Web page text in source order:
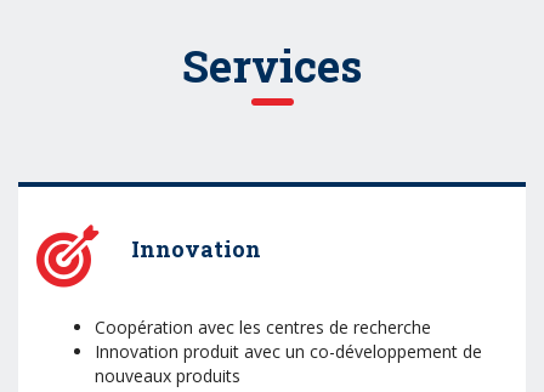
Services
Innovation
Coopération avec les centres de recherche
Innovation produit avec un co-développement de
nouveaux produits